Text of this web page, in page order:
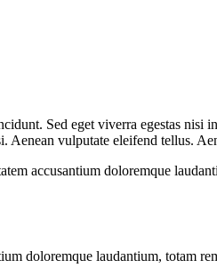
Sed eget viverra egestas
Aenean vulputate eleifend tellus.
accusantium doloremque
doloremque laudantium, totam